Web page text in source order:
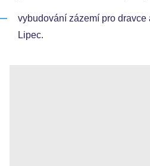
vybudování zázemí pro
Lipec.